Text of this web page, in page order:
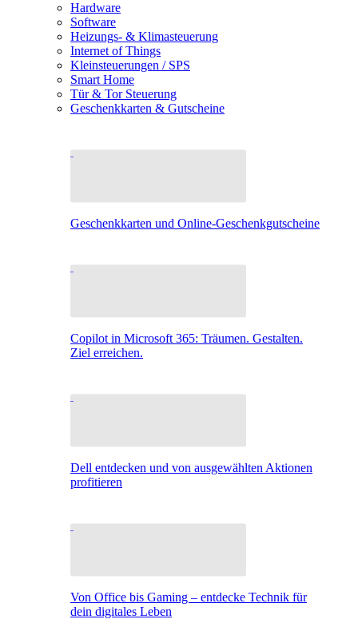
Hardware
Software
Heizungs- & Klimasteuerung
Internet of Things
Kleinsteuerungen / SPS
Smart Home
Tür & Tor Steuerung
Geschenkkarten & Gutscheine
Geschenkkarten und Online-Geschenkgutscheine
Copilot in Microsoft 365: Träumen. Gestalten.
Ziel erreichen.
Dell entdecken und von ausgewählten Aktionen
profitieren
Von Office bis Gaming – entdecke Technik für
dein digitales Leben